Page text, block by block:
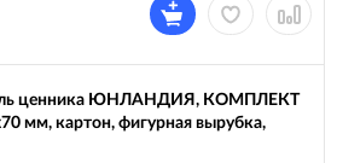
ценника ЮНЛАНДИЯ, КОМПЛЕКТ
мм, картон, фигурная вырубка,